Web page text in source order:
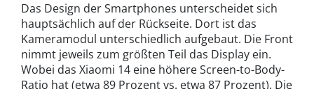
Das Design der Smartphones unterscheidet sich
hauptsächlich auf der Rückseite. Dort ist das
Kameramodul unterschiedlich aufgebaut. Die Front
nimmt jeweils zum größten Teil das Display ein.
Wobei das Xiaomi 14 eine höhere Screen-to-Body-
Ratio hat (etwa 89 Prozent vs. etwa 87 Prozent). Die